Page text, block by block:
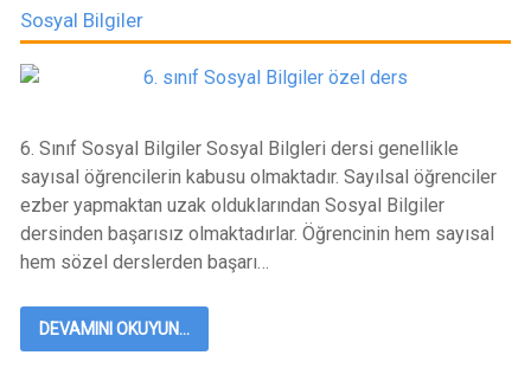
Sosyal Bilgiler
6. Sınıf Sosyal Bilgiler Sosyal Bilgleri dersi genellikle
sayısal öğrencilerin kabusu olmaktadır. Sayılsal öğrenciler
ezber yapmaktan uzak olduklarından Sosyal Bilgiler
dersinden başarısız olmaktadırlar. Öğrencinin hem sayısal
hem sözel derslerden başarı…
DEVAMINI OKUYUN...